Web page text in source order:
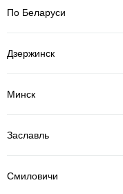
По Беларуси
Дзержинск
Минск
Заславль
Смиловичи